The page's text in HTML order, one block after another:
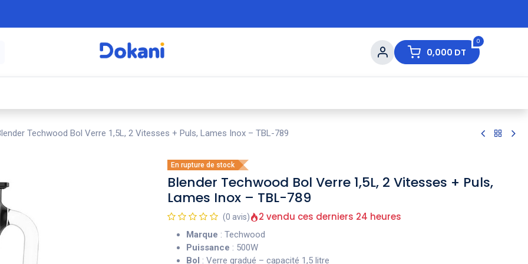
0
0,000 DT
Techwood Bol Verre 1,5L, 2 Vitesses + Puls, Lames Inox – TBL-789
En rupture de stock
Blender Techwood Bol Verre 1,5L, 2 Vitesses + Puls,
Lames Inox – TBL-789
(0 avis) 2 vendu ces derniers 24 heures
Marque : Techwood
Puissance : 500W
Bol : Verre gradué – capacité 1,5 litre